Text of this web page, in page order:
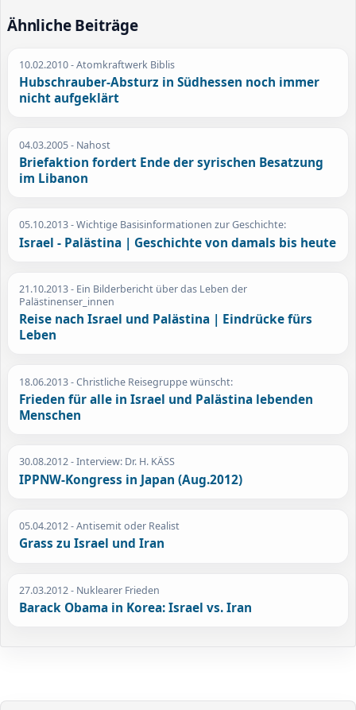
Ähnliche Beiträge
10.02.2010- Atomkraftwerk Biblis
Hubschrauber-Absturz in Südhessen noch immer
nicht aufgeklärt
04.03.2005- Nahost
Briefaktion fordert Ende der syrischen Besatzung
im Libanon
05.10.2013- Wichtige Basisinformationen zur Geschichte:
Israel - Palästina | Geschichte von damals bis heute
21.10.2013- Ein Bilderbericht über das Leben der
Palästinenser_innen
Reise nach Israel und Palästina | Eindrücke fürs
Leben
18.06.2013- Christliche Reisegruppe wünscht:
Frieden für alle in Israel und Palästina lebenden
Menschen
30.08.2012- Interview: Dr. H. KÄSS
IPPNW-Kongress in Japan (Aug.2012)
05.04.2012- Antisemit oder Realist
Grass zu Israel und Iran
27.03.2012- Nuklearer Frieden
Barack Obama in Korea: Israel vs. Iran